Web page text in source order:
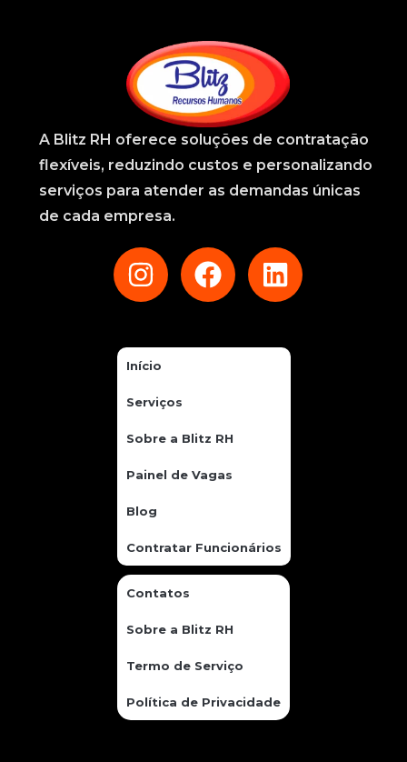
A Blitz RH oferece soluções de contratação
flexíveis, reduzindo custos e personalizando
serviços para atender as demandas únicas
de cada empresa.
Início
Serviços
Sobre a Blitz RH
Painel de Vagas
Blog
Contratar Funcionários
Contatos
Sobre a Blitz RH
Termo de Serviço
Política de Privacidade